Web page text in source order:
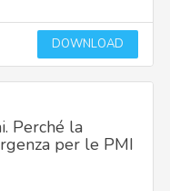
DOWNLOAD
Perché la
per le PMI